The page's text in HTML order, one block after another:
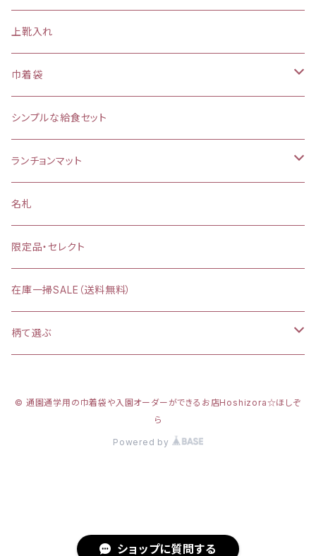
ショップに質問する
上靴入れ
巾着袋
(大)約 縦37×横34マチ＋8cm
お弁当袋
【給食袋・おやつ袋】約 縦25×20cm
シンプルな給食セット
ランチョンマット
縦25×横35cm
縦30×横40cm
名札
限定品・セレクト
在庫一掃SALE（送料無料）
柄て選ぶ
カーテンの間にいるかわいいネコ
© 通園通学用の巾着袋や入園オーダーができるお店Hoshizora☆ほしぞ
ら
Powered by